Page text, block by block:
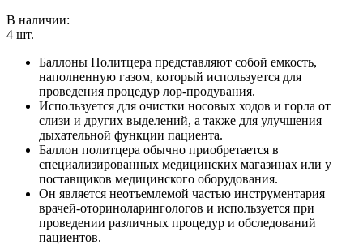
В наличии:
4 шт.
Баллоны Политцера представляют собой емкость,
наполненную газом, который используется для
проведения процедур лор-продувания.
Используется для очистки носовых ходов и горла от
слизи и других выделений, а также для улучшения
дыхательной функции пациента.
Баллон политцера обычно приобретается в
специализированных медицинских магазинах или у
поставщиков медицинского оборудования.
Он является неотъемлемой частью инструментария
врачей-оториноларингологов и используется при
проведении различных процедур и обследований
пациентов.